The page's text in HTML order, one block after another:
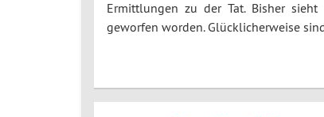
Ermittlungen zu der Tat. Bisher
geworfen worden. Glücklicherweise